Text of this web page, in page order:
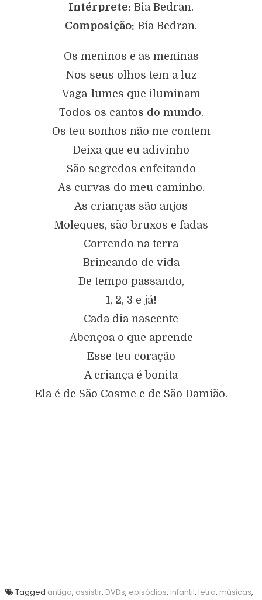
Intérprete: Bia Bedran.
Composição: Bia Bedran.
Os meninos e as meninas
Nos seus olhos tem a luz
Vaga-lumes que iluminam
Todos os cantos do mundo.
Os teu sonhos não me contem
Deixa que eu adivinho
São segredos enfeitando
As curvas do meu caminho.
As crianças são anjos
Moleques, são bruxos e fadas
Correndo na terra
Brincando de vida
De tempo passando,
1, 2, 3 e já!
Cada dia nascente
Abençoa o que aprende
Esse teu coração
A criança é bonita
Ela é de São Cosme e de São Damião.
Tagged antigo, assistir, DVDs, episódios, infantil, letra, músicas,